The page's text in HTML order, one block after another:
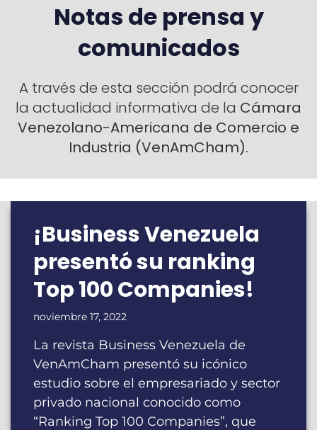
Notas de prensa y
comunicados
A través de esta sección podrá conocer
la actualidad informativa de la Cámara
Venezolano-Americana de Comercio e
Industria (VenAmCham).
¡Business Venezuela
presentó su ranking
Top 100 Companies!
noviembre 17, 2022
La revista Business Venezuela de
VenAmCham presentó su icónico
estudio sobre el empresariado y sector
privado nacional conocido como
“Ranking Top 100 Companies”, que